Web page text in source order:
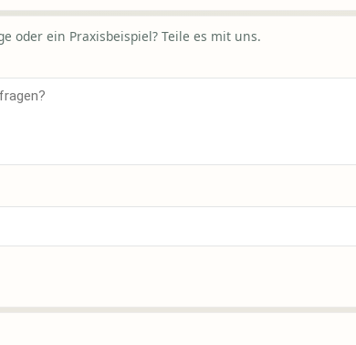
oder ein Praxisbeispiel? Teile es mit uns.